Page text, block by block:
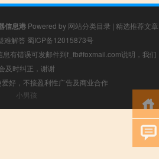
信息港Powered by 网站分类目录 | 精选推荐文章
难解答 蜀ICP备12015873号
有错误可发邮件到f_fb#foxmail.com说明，我们
及时纠正，谢谢
好，不接盈利性广告及商业合作
小男孩